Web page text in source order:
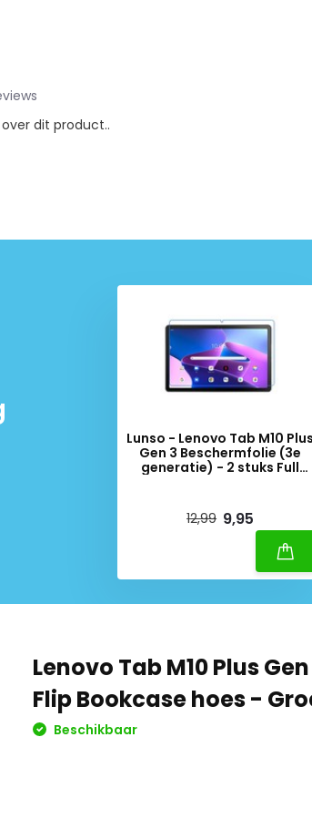
dit product..
Lunso - Lenovo Tab M10 Plus
Gen 3 Beschermfolie (3e
generatie) - 2 stuks Full
12,99 9,95
Lenovo Tab M10 Plus
Flip Bookcase hoes -
Beschikbaar